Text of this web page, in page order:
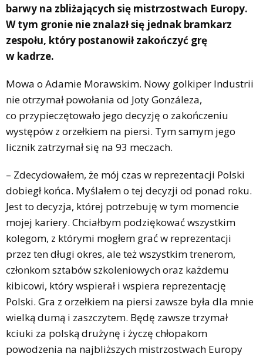
barwy na zbliżających się mistrzostwach Europy.
W tym gronie nie znalazł się jednak bramkarz
zespołu, który postanowił zakończyć grę
w kadrze.
Mowa o Adamie Morawskim. Nowy golkiper Industrii
nie otrzymał powołania od Joty Gonzáleza,
co przypieczętowało jego decyzję o zakończeniu
występów z orzełkiem na piersi. Tym samym jego
licznik zatrzymał się na 93 meczach.
– Zdecydowałem, że mój czas w reprezentacji Polski
dobiegł końca. Myślałem o tej decyzji od ponad roku.
Jest to decyzja, której potrzebuję w tym momencie
mojej kariery. Chciałbym podziękować wszystkim
kolegom, z którymi mogłem grać w reprezentacji
przez ten długi okres, ale też wszystkim trenerom,
członkom sztabów szkoleniowych oraz każdemu
kibicowi, który wspierał i wspiera reprezentację
Polski. Gra z orzełkiem na piersi zawsze była dla mnie
wielką dumą i zaszczytem. Będę zawsze trzymał
kciuki za polską drużynę i życzę chłopakom
powodzenia na najbliższych mistrzostwach Europy